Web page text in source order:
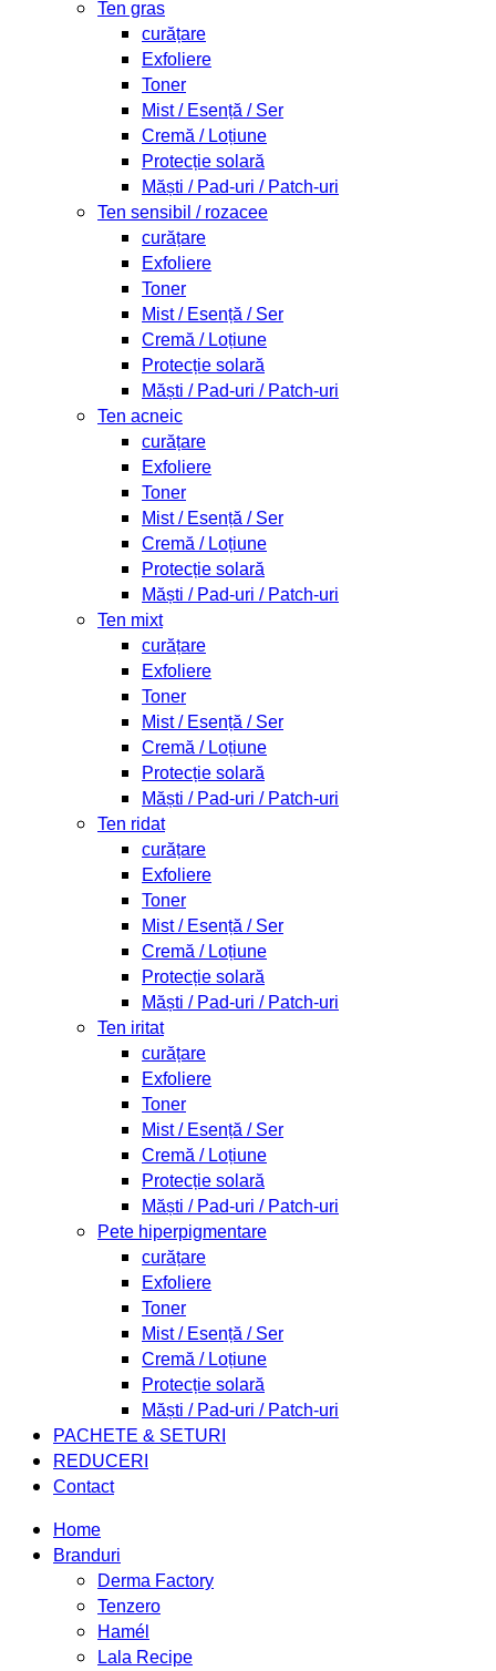
Ten gras
curățare
Exfoliere
Toner
Mist / Esență / Ser
Cremă / Loțiune
Protecție solară
Măști / Pad-uri / Patch-uri
Ten sensibil / rozacee
curățare
Exfoliere
Toner
Mist / Esență / Ser
Cremă / Loțiune
Protecție solară
Măști / Pad-uri / Patch-uri
Ten acneic
curățare
Exfoliere
Toner
Mist / Esență / Ser
Cremă / Loțiune
Protecție solară
Măști / Pad-uri / Patch-uri
Ten mixt
curățare
Exfoliere
Toner
Mist / Esență / Ser
Cremă / Loțiune
Protecție solară
Măști / Pad-uri / Patch-uri
Ten ridat
curățare
Exfoliere
Toner
Mist / Esență / Ser
Cremă / Loțiune
Protecție solară
Măști / Pad-uri / Patch-uri
Ten iritat
curățare
Exfoliere
Toner
Mist / Esență / Ser
Cremă / Loțiune
Protecție solară
Măști / Pad-uri / Patch-uri
Pete hiperpigmentare
curățare
Exfoliere
Toner
Mist / Esență / Ser
Cremă / Loțiune
Protecție solară
Măști / Pad-uri / Patch-uri
PACHETE & SETURI
REDUCERI
Contact
Home
Branduri
Derma Factory
Tenzero
Hamél
Lala Recipe